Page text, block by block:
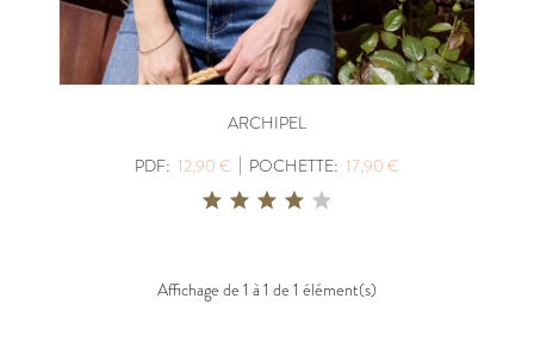
ARCHIPEL
PDF: 12,90 € | POCHETTE: 17,90 €
Affichage de 1 à 1 de 1 élément(s)